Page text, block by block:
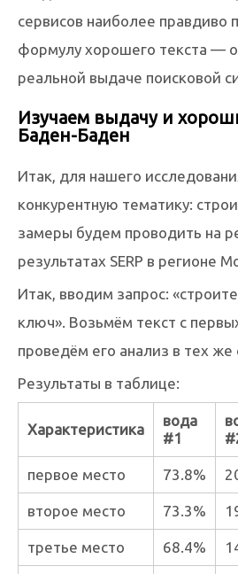
сервисов наиболее правдиво
формулу хорошего текста —
реальной выдаче поисковой
Изучаем выдачу и
Баден-Баден
Итак, для нашего
конкурентную тематику:
замеры будем проводить на
результатах SERP в регионе
Итак, вводим запрос:
ключ». Возьмём текст с
проведём его анализ в тех же
Результаты в таблице:
Характеристика
вода
#1
первое место 73.8%
второе место 73.3%
третье место 68.4%